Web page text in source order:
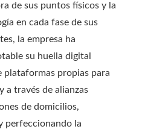
de sus puntos físicos y la
en cada fase de sus
la empresa ha
su huella digital
plataformas propias para
a través de alianzas
de domicilios,
perfeccionando la